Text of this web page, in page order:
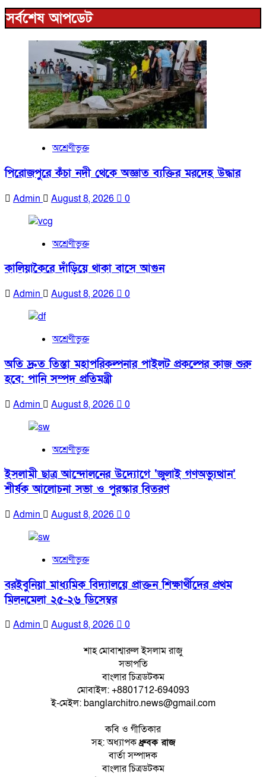
সর্বশেষ আপডেট
অশ্রেণীভুক্ত
পিরোজপুরে কঁচা নদী থেকে অজ্ঞাত ব্যক্তির মরদেহ উদ্ধার
Admin August 8, 2026 0
অশ্রেণীভুক্ত
কালিয়াকৈরে দাঁড়িয়ে থাকা বাসে আগুন
Admin August 8, 2026 0
অশ্রেণীভুক্ত
অতি দ্রুত তিস্তা মহাপরিকল্পনার পাইলট প্রকল্পের কাজ শুরু
হবে: পানি সম্পদ প্রতিমন্ত্রী
Admin August 8, 2026 0
অশ্রেণীভুক্ত
ইসলামী ছাত্র আন্দোলনের উদ্যোগে ‘জুলাই গণঅভ্যুত্থান’
শীর্ষক আলোচনা সভা ও পুরস্কার বিতরণ
Admin August 8, 2026 0
অশ্রেণীভুক্ত
বরইবুনিয়া মাধ্যমিক বিদ্যালয়ে প্রাক্তন শিক্ষার্থীদের প্রথম
মিলনমেলা ২৫-২৬ ডিসেম্বর
Admin August 8, 2026
0
শাহ মোবাশ্বারুল ইসলাম রাজু
সভাপতি
বাংলার চিত্রডটকম
মোবাইল: +8801712-694093
ই-মেইল: banglarchitro.news@gmail.com
কবি ও গীতিকার
সহ: অধ্যাপকধ্রুবক রাজ
বার্তা সম্পাদক
বাংলার চিত্রডটকম